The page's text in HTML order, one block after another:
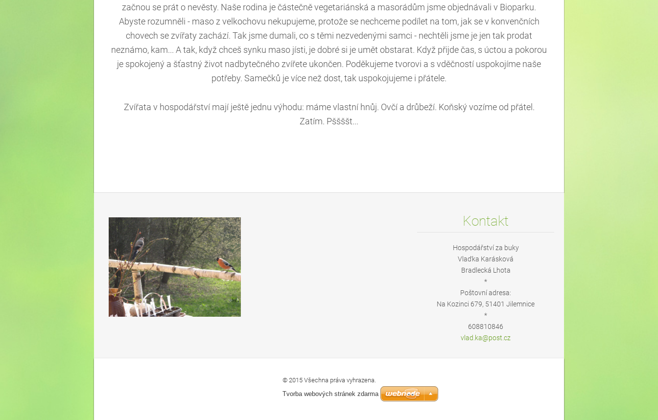
začnou se prát o nevěsty. Naše rodina je částečně vegetariánská a masorádům jsme objednávali v Bioparku.
Abyste rozumněli - maso z velkochovu nekupujeme, protože se nechceme podílet na tom, jak se v konvenčních
chovech se zvířaty zachází. Tak jsme dumali, co s těmi nezvedenými samci - nechtěli jsme je jen tak prodat
neznámo, kam... A tak, když chceš synku maso jísti, je dobré si je umět obstarat. Když přijde čas, s úctou a pokorou
je spokojený a šťastný život nadbytečného zvířete ukončen. Poděkujeme tvorovi a s vděčností uspokojíme naše
potřeby. Samečků je více než dost, tak uspokojujeme i přátele.
Zvířata v hospodářství mají ještě jednu výhodu: máme vlastní hnůj. Ovčí a drůbeží. Koňský vozíme od přátel.
Zatím. Pššššt...
Kontakt
Hospodářství za buky
Vlaďka Karásková
Bradlecká Lhota
*
Poštovní adresa:
Na Kozinci 679, 51401 Jilemnice
*
608810846
vlad.ka@post.cz
© 2015 Všechna práva vyhrazena.
Tvorba webových stránek zdarma